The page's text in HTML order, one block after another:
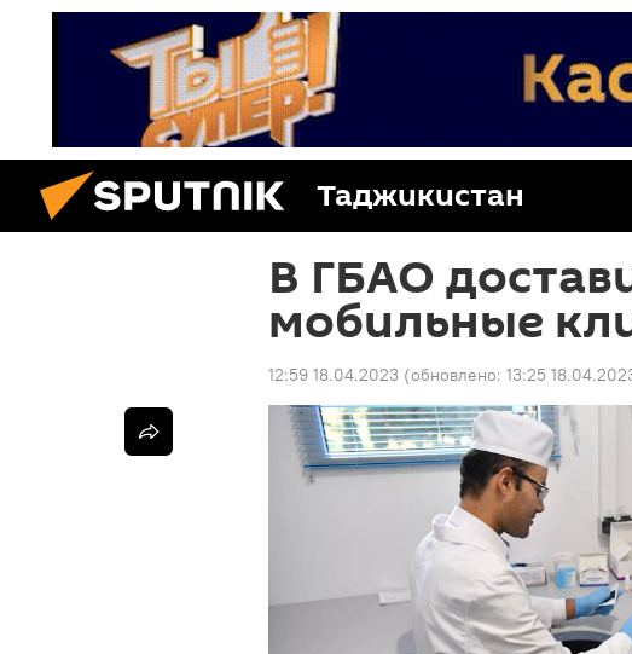
Таджикистан
В ГБАО
мобильные
12:59 18.04.2023 (обновлено: 13:25